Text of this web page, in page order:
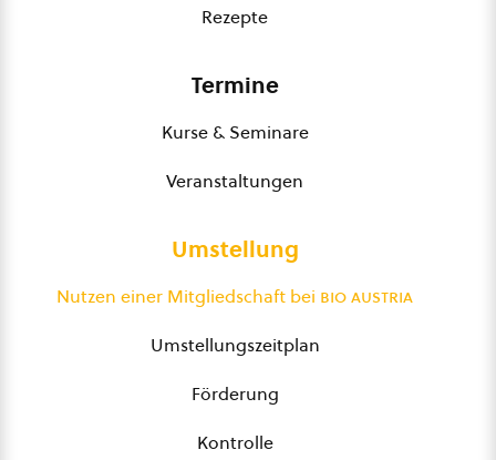
Rezepte
Termine
Kurse & Seminare
Veranstaltungen
Umstellung
Nutzen einer Mitgliedschaft bei bio austria
Umstellungszeitplan
Förderung
Kontrolle